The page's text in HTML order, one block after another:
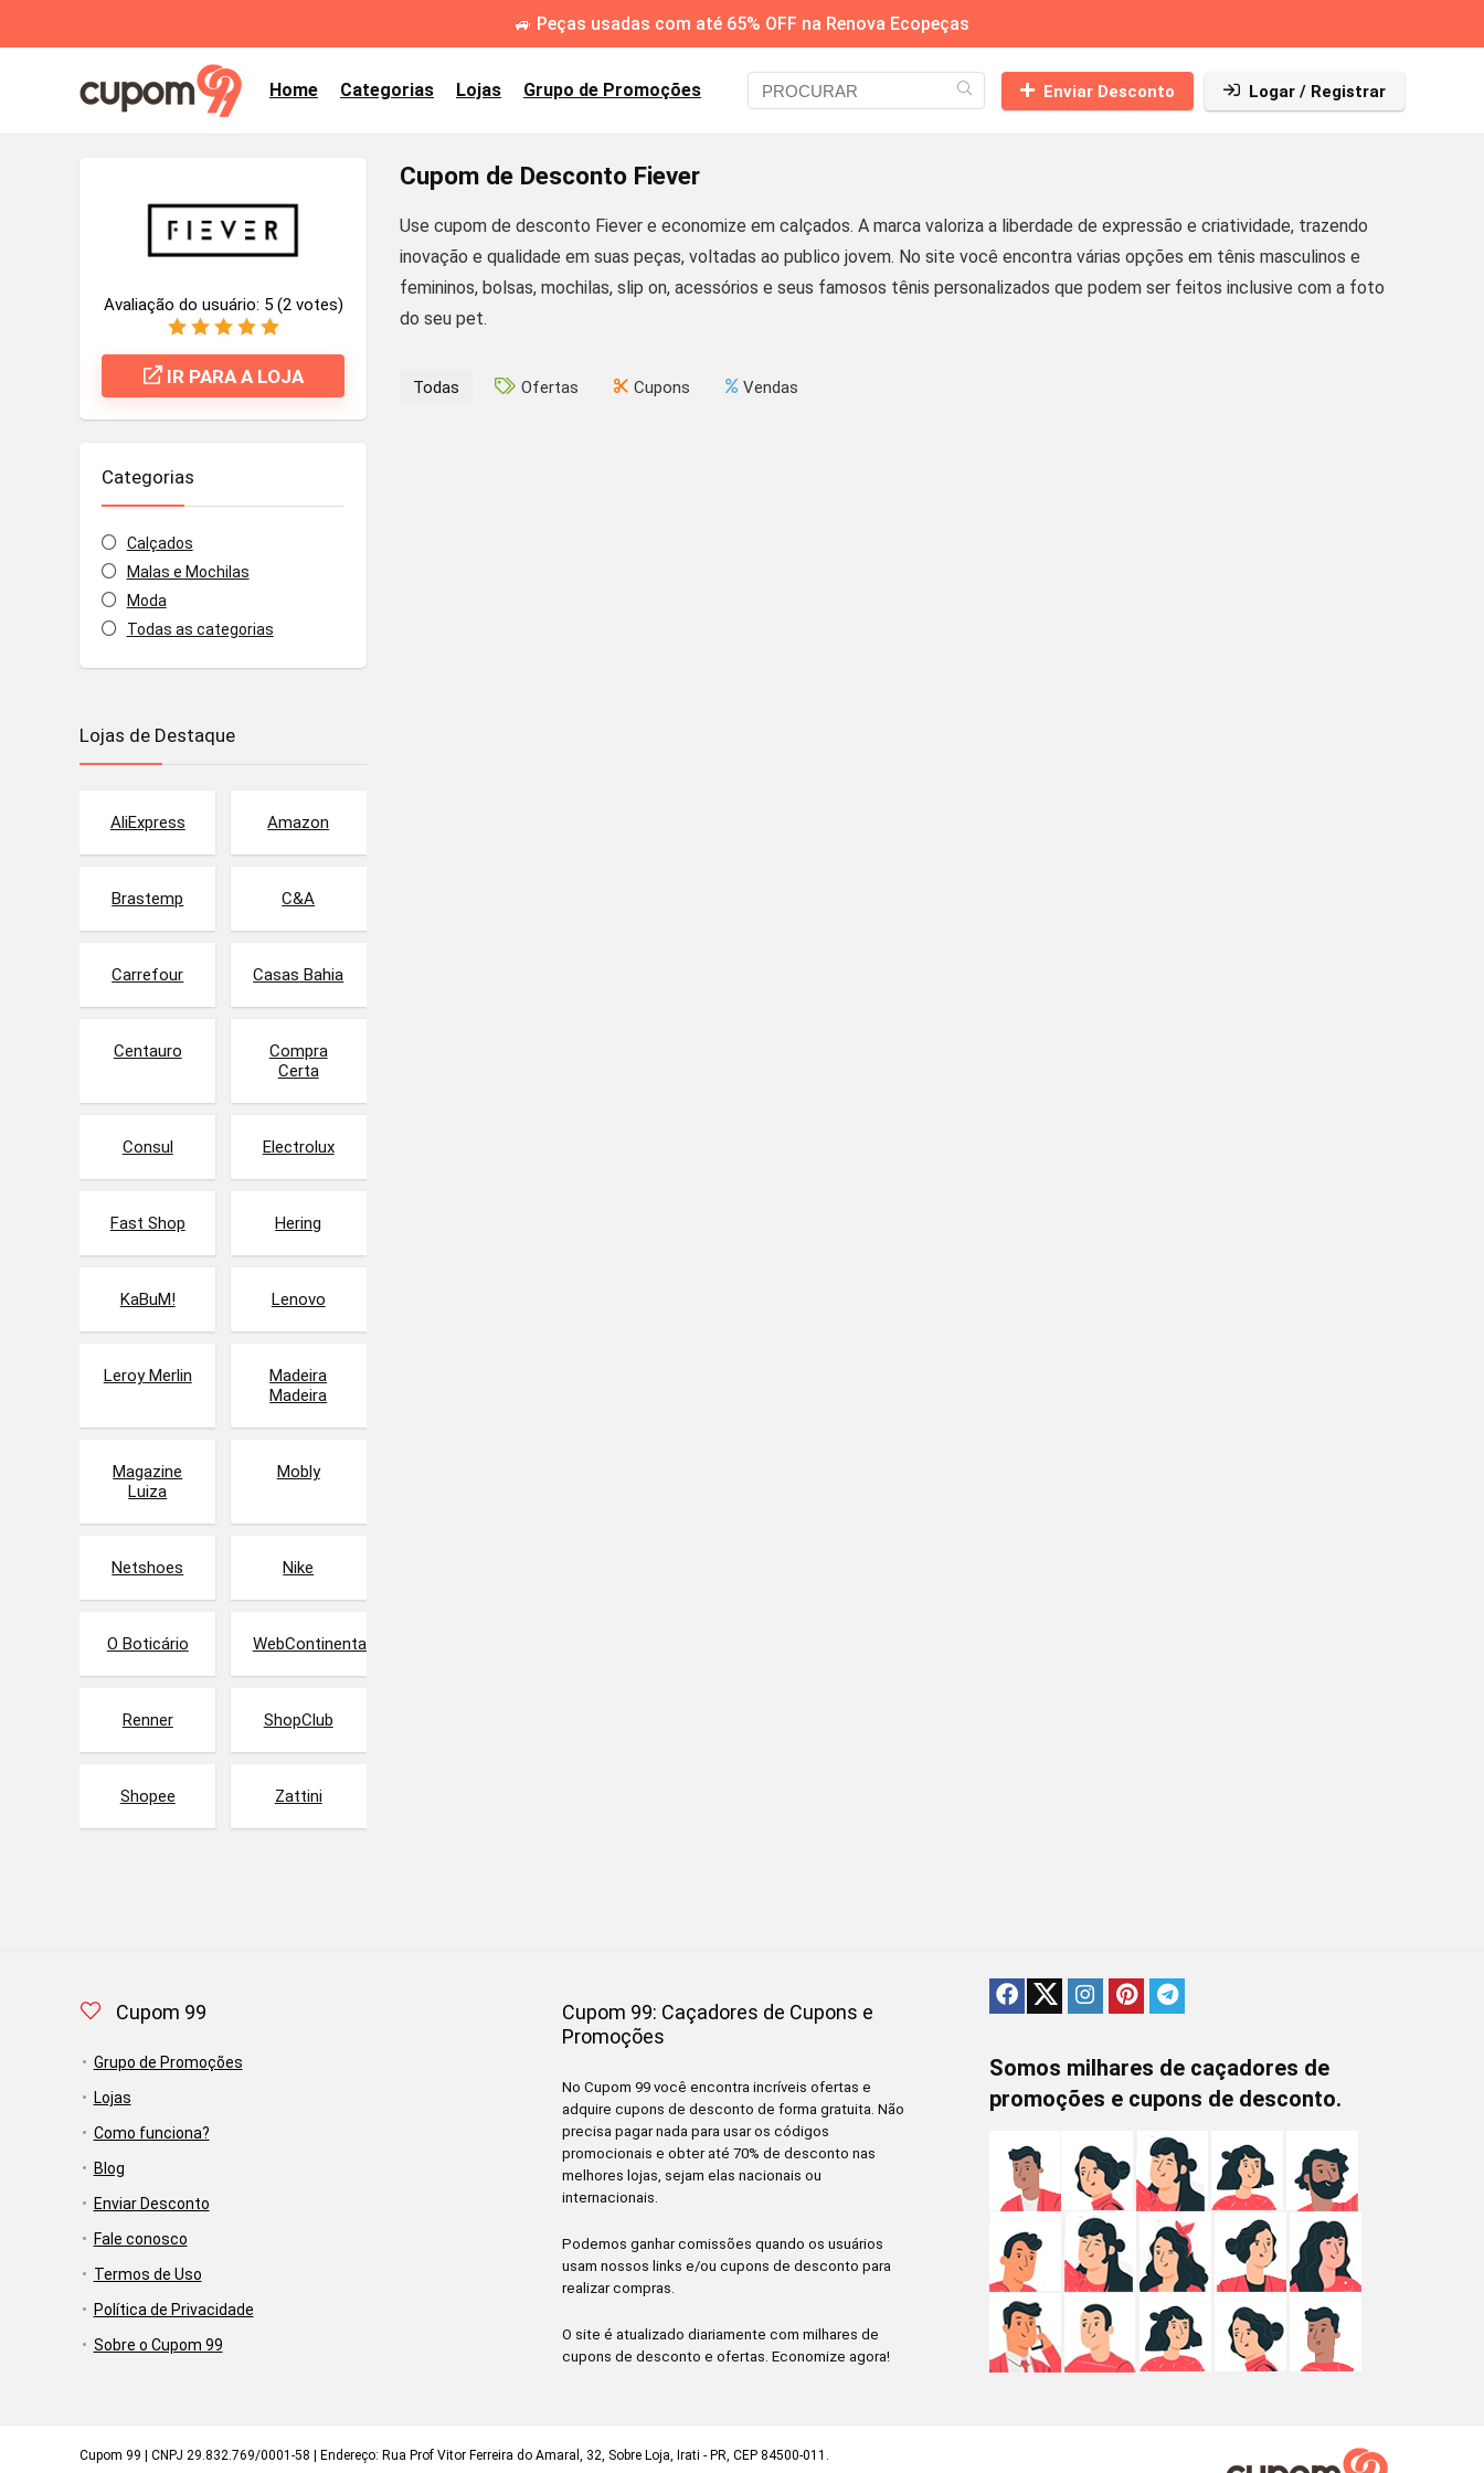
🚙 Peças usadas com até 65% OFF na Renova Ecopeças
Home Categorias Lojas Grupo de Promoções Enviar Desconto Logar / Registrar
Cupom de Desconto Fiever
Use cupom de desconto Fiever e economize em calçados. A marca valoriza a liberdade de expressão e criatividade, trazendo
inovação e qualidade em suas peças, voltadas ao publico jovem. No site você encontra várias opções em tênis masculinos e
femininos, bolsas, mochilas, slip on, acessórios e seus famosos tênis personalizados que podem ser feitos inclusive com a foto
do seu pet.
Avaliação do usuário: 5 (2votes)
IR PARA A LOJA
Categorias
Calçados
Malas e Mochilas
Moda
Todas as categorias
Todas Ofertas Cupons Vendas
Lojas de Destaque
AliExpress Amazon
Brastemp C&A
Carrefour Casas Bahia
Centauro
Compra
Certa
Consul Electrolux
Fast Shop Hering
KaBuM! Lenovo
Leroy Merlin
Madeira
Madeira
Magazine
Luiza
Mobly
Netshoes Nike
O Boticário WebContinental
Renner ShopClub
Shopee Zattini
Cupom 99
Grupo de Promoções
Lojas
Como funciona?
Blog
Enviar Desconto
Fale conosco
Termos de Uso
Política de Privacidade
Sobre o Cupom 99
Cupom 99: Caçadores de Cupons e
Promoções
No Cupom 99 você encontra incríveis ofertas e
adquire cupons de desconto de forma gratuita. Não
precisa pagar nada para usar os códigos
promocionais e obter até 70% de desconto nas
melhores lojas, sejam elas nacionais ou
internacionais.
Podemos ganhar comissões quando os usuários
usam nossos links e/ou cupons de desconto para
realizar compras.
O site é atualizado diariamente com milhares de
cupons de desconto e ofertas. Economize agora!
Somos milhares de caçadores de
promoções e cupons de desconto.
Cupom 99 | CNPJ 29.832.769/0001-58 | Endereço: Rua Prof Vitor Ferreira do Amaral, 32, Sobre Loja, Irati - PR, CEP 84500-011.